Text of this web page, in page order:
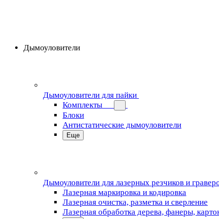
Дымоуловители
Дымоуловители для пайки
Комплекты
Блоки
Антистатические дымоуловители
Еще
Дымоуловители для лазерных резчиков и
Лазерная маркировка и кодировка
Лазерная очистка, разметка и сверление
Лазерная обработка дерева, фанеры,